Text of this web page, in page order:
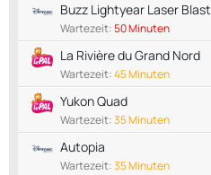
Buzz Lightyear Laser Blast
Wartezeit:50 Minuten
La Rivière du Grand Nord
Wartezeit:45 Minuten
Yukon Quad
Wartezeit:35 Minuten
Autopia
Wartezeit:35 Minuten